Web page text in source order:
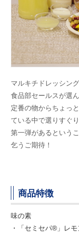
マルキチドレッシン
食品部セールスが選
定番の物からちょっ
ている中で選りすぐ
第一弾があるというこ
乞うご期待！
商品特徴
味の素
・「セミセパ®」レ